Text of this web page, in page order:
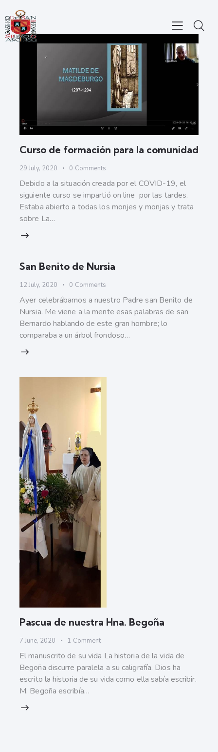
Curso de formación para la comunidad
29 July, 2020 0 Comments
Debido a la situación creada por el COVID-19, el
siguiente curso se impartió on line por las tardes.
Estaba abierto a todas los monjes y monjas y trata
sobre La…
San Benito de Nursia
12 July, 2020 0 Comments
Ayer celebrábamos a nuestro Padre san Benito de
Nursia. Me viene a la mente esas palabras de san
Bernardo hablando de este gran hombre; lo
comparaba a un árbol frondoso…
Pascua de nuestra Hna. Begoña
7 June, 2020 1 Comment
El manuscrito de su vida La historia de la vida de
Begoña discurre paralela a su caligrafía. Dios ha
escrito la historia de su vida como ella sabía escribir.
M. Begoña escribía…